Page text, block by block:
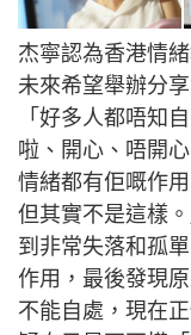
杰寧認為香港情
未來希望舉辦分
「好多人都唔知
啦、開心、唔開
情緒都有佢嘅作
但其實不是這樣
到非常失落和孤
作用，最後發現
不能自處，現在